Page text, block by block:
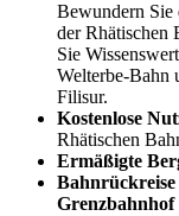
Bewundern Sie
der Rhätischen
Sie
Welterbe-Bahn
Filisur.
Kostenlose
Rhätischen
Ermäßigte
Bahnrückreise
Grenzbahnhof